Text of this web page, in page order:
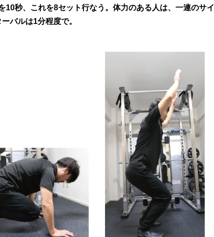
秒、これを8セット行なう。体力のある人は、一連のサイ
バルは1分程度で。